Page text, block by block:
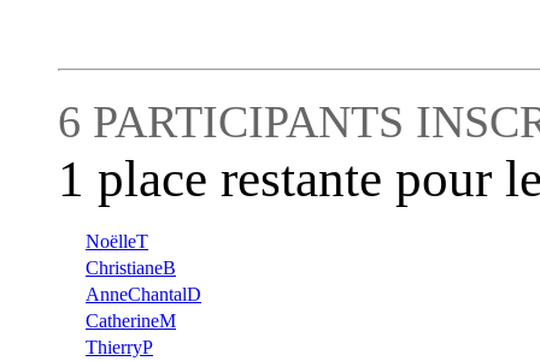
6 PARTICIPANTS
1 place restante pour
NoëlleT
ChristianeB
AnneChantalD
CatherineM
ThierryP